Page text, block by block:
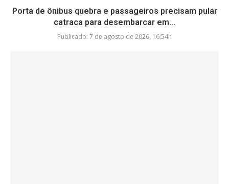
Porta de ônibus quebra e passageiros precisam pular
catraca para desembarcar em...
Publicado: 7 de agosto de 2026, 16:54h